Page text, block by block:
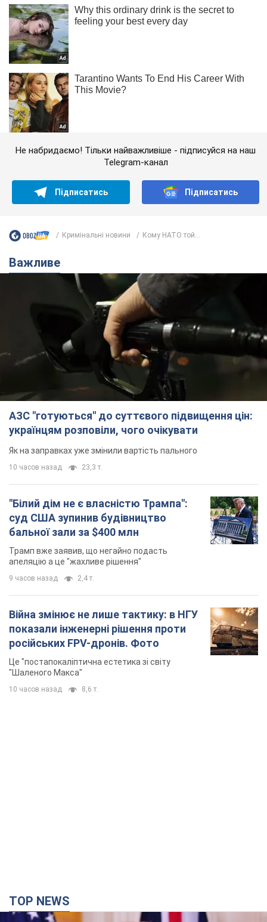
Не набридаємо! Тільки найважливіше - підписуйся на наш
Telegram-канал
Підписатись Підписатись
Кримінальні новини Кому НАТО той...
Важливе
АЗС "готуються" до суттєвого підвищення цін:
українцям розповіли, чого очікувати
Як на заправках уже змінили вартість пального
10 часов назад 23,3 т.
"Білий дім не є власністю Трампа":
суд США зупинив будівництво
бальної зали за $400 млн
Трамп вже заявив, що негайно подасть
апеляцію а це "жахливе рішення"
9 часов назад 2,4 т.
Війна змінює не лише тактику: в НГУ
показали інженерні рішення проти
російських FPV-дронів. Фото
Це "постапокаліптична естетика зі світу
"Шаленого Макса"
10 часов назад 8,6 т.
TOP NEWS